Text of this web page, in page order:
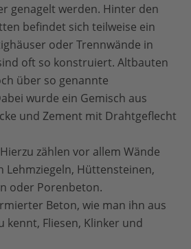
genagelt werden. Hinter den
befindet sich teilweise ein
oder Trennwände in
oft so konstruiert. Altbauten
über so genannte
wurde ein Gemisch aus
und Zement mit Drahtgeflecht
Hierzu zählen vor allem Wände
Lehmziegeln, Hüttensteinen,
oder Porenbeton.
Beton, wie man ihn aus
kennt, Fliesen, Klinker und